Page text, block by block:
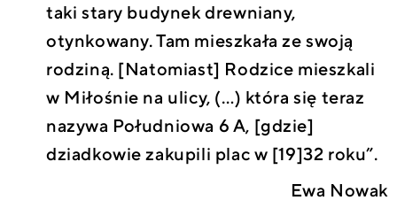
taki stary budynek drewniany,
otynkowany. Tam mieszkała ze swoją
rodziną. [Natomiast] Rodzice mieszkali
w Miłośnie na ulicy, (…) która się teraz
nazywa Południowa 6 A, [gdzie]
dziadkowie zakupili plac w [19]32 roku”.
Ewa Nowak